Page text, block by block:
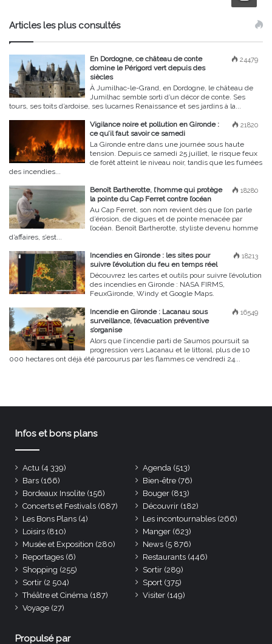
Articles les plus consultés
24479
En Dordogne, ce château de conte
domine le Périgord vert depuis des
siècles
À Jumilhac-le-Grand, en Dordogne, le château de
Jumilhac semble sorti d’un décor de conte. Ses
tours, ses toits d’ardoise, ses lucarnes Renaissance et ses jardins à la...
21820
Vigilance noire et pollution en Gironde :
ce qu’il faut savoir ce samedi
La Gironde entre dans une journée sous haute
tension. Depuis ce samedi 25 juillet, le risque feux
de forêt atteint le niveau noir, tandis que les fumées
des incendies...
18280
Benoît Bartherotte, l’homme qui protège
la pointe du Cap Ferret contre l’océan
Au Cap Ferret, son nom revient dès que l’on parle
d’érosion, de digues et de pointe menacée par
l’océan. Benoît Bartherotte, styliste devenu homme
d’affaires, s’est...
18213
Incendies en Gironde : les sites pour
suivre l’évolution du feu en temps réel
Découvrez les cartes et outils pour suivre l’évolution
des incendies en Gironde : NASA FIRMS,
FeuxGironde, Windy et Google Maps.
16549
Incendie en Gironde : Lacanau sous
surveillance, l’évacuation préventive
s’organise
Alors que l’incendie parti de Saumos poursuit sa
progression vers Lacanau et le littoral, plus de 10
000 hectares ont déjà été parcourus par les flammes ce vendredi 24...
Infos et bons plans
Actu (4 339) Agenda (513)
Bars (166) Bien-être (76)
Bordeaux Insolite (156) Bouger (813)
Concerts et Festivals (687) Découvrir (182)
Les Bons Plans (4) Les incontournables (266)
Loisirs (810) Manger (623)
Musée et Exposition (280) News (5 876)
Reportages (6) Restaurants (446)
Shopping (255) Sortir (289)
Sortir (2 504) Sport (375)
Théâtre et Cinéma (187) Visiter (149)
Voyage (27)
Propulsé par